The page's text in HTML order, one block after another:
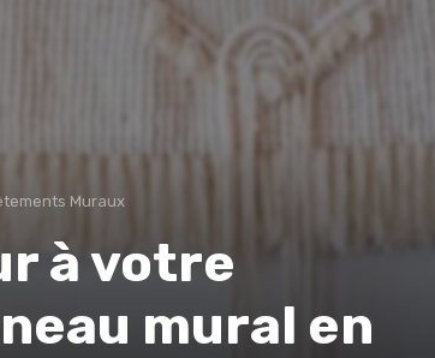
Muraux
à votre
mural en